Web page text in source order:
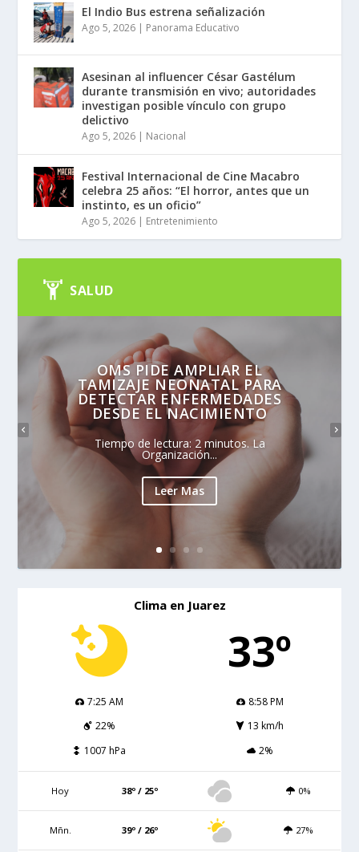
El Indio Bus estrena señalización
Ago 5, 2026 | Panorama Educativo
Asesinan al influencer César Gastélum
durante transmisión en vivo; autoridades
investigan posible vínculo con grupo
delictivo
Ago 5, 2026 | Nacional
Festival Internacional de Cine Macabro
celebra 25 años: “El horror, antes que un
instinto, es un oficio”
Ago 5, 2026 | Entretenimiento
SALUD
OMS PIDE AMPLIAR EL
TAMIZAJE NEONATAL PARA
DETECTAR ENFERMEDADES
DESDE EL NACIMIENTO
Tiempo de lectura: 2 minutos. La
Organización...
Leer Mas
Clima en Juarez
33º
7:25 AM
8:58 PM
22%
13 km/h
1007 hPa
2%
Hoy 38º / 25º 0%
Mñn. 39º / 26º 27%